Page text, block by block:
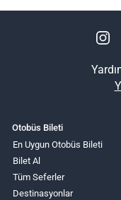
Otobüs Bileti
En Uygun Otobüs Bileti
Bilet Al
Tüm Seferler
Destinasyonlar